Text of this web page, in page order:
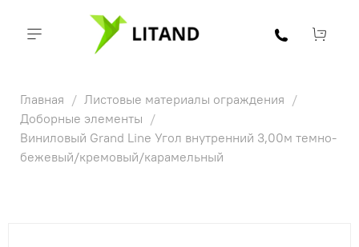
Главная
Листовые материалы ограждения
Доборные элементы
Виниловый Grand Line Угол внутренний 3,00м темно-
бежевый/кремовый/карамельный